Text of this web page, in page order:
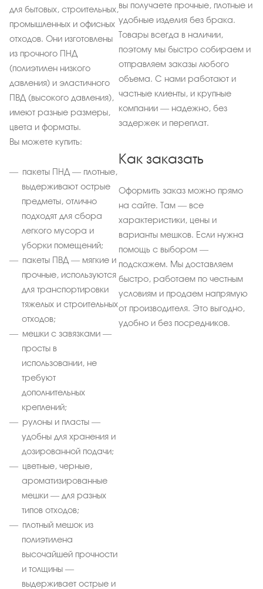
для бытовых, строительных,
промышленных и офисных
отходов. Они изготовлены
из прочного ПНД
(полиэтилен низкого
давления) и эластичного
ПВД (высокого давления),
имеют разные размеры,
цвета и форматы.
Вы можете купить:
пакеты ПНД — плотные,
выдерживают острые
предметы, отлично
подходят для сбора
легкого мусора и
уборки помещений;
пакеты ПВД — мягкие и
прочные, используются
для транспортировки
тяжелых и строительных
отходов;
мешки с завязками —
просты в
использовании, не
требуют
дополнительных
креплений;
рулоны и пласты —
удобны для хранения и
дозированной подачи;
цветные, черные,
ароматизированные
мешки — для разных
типов отходов;
плотный мешок из
полиэтилена
высочайшей прочности
и толщины —
выдерживает острые и
вы получаете прочные, плотные и
удобные изделия без брака.
Товары всегда в наличии,
поэтому мы быстро собираем и
отправляем заказы любого
объема. С нами работают и
частные клиенты, и крупные
компании — надежно, без
задержек и переплат.
Как заказать
Оформить заказ можно прямо
на сайте. Там — все
характеристики, цены и
варианты мешков. Если нужна
помощь с выбором —
подскажем. Мы доставляем
быстро, работаем по честным
условиям и продаем напрямую
от производителя. Это выгодно,
удобно и без посредников.